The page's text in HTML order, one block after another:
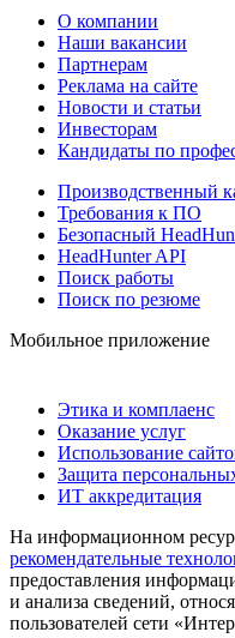
О компании
Наши вакансии
Партнерам
Реклама на сайте
Новости и статьи
Инвесторам
Кандидаты по
Производственный
Требования к ПО
Безопасный
HeadHunter API
Поиск работы
Поиск по резюме
Мобильное приложение
Этика и комплаенс
Оказание услуг
Использование
Защита
ИТ аккредитация
На информационном
рекомендательные
предоставления
и анализа сведений,
пользователей сети